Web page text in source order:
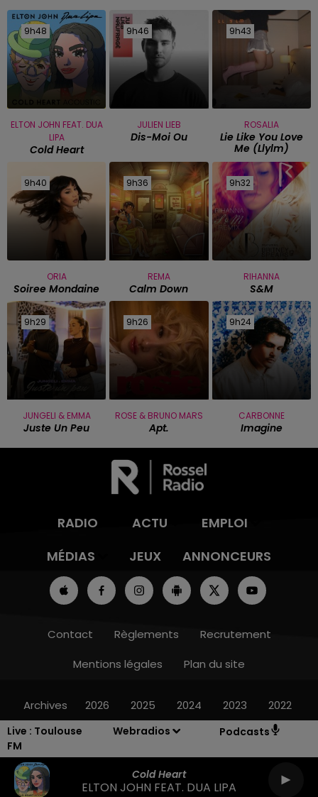
Live : Toulouse
FM
Webradios Podcasts
Cold Heart
ELTON JOHN FEAT. DUA LIPA
9h48
9h48
ELTON JOHN FEAT. DUA
LIPA
Cold Heart
9h46
9h46
JULIEN LIEB
Dis-Moi Ou
9h43
9h43
ROSALIA
Lie Like You Love
Me (llylm)
9h40
9h40
ORIA
Soiree Mondaine
9h36
9h36
REMA
Calm Down
9h32
9h32
RIHANNA
S&m
9h29
9h29
JUNGELI & EMMA
Juste Un Peu
9h26
9h26
ROSE & BRUNO MARS
Apt.
9h24
9h24
CARBONNE
Imagine
RADIO ACTU
EMPLOI
MÉDIAS
JEUX ANNONCEURS
Contact Règlements
Recrutement
Mentions légales
Plan du site
Archives 2026 2025 2024 2023 2022